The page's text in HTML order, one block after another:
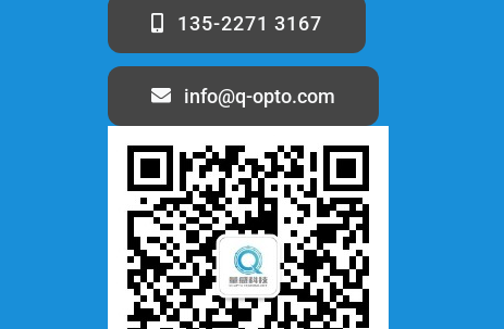
135-2271 3167
info@q-opto.com